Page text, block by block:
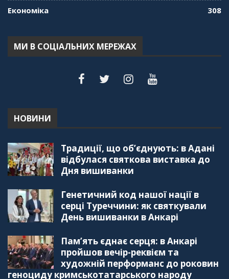
Економіка
308
МИ В СОЦІАЛЬНИХ МЕРЕЖАХ
НОВИНИ
Традиції, що об’єднують: в Адані
відбулася святкова виставка до
Дня вишиванки
Генетичний код нашої нації в
серці Туреччини: як святкували
День вишиванки в Анкарі
Пам’ять єднає серця: в Анкарі
пройшов вечір-реквієм та
художній перформанс до роковин
геноциду кримськотатарського народу